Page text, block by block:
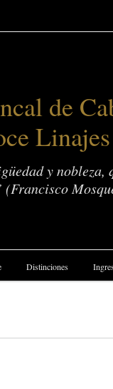
de
y nobleza,
(Francisco
Distinciones